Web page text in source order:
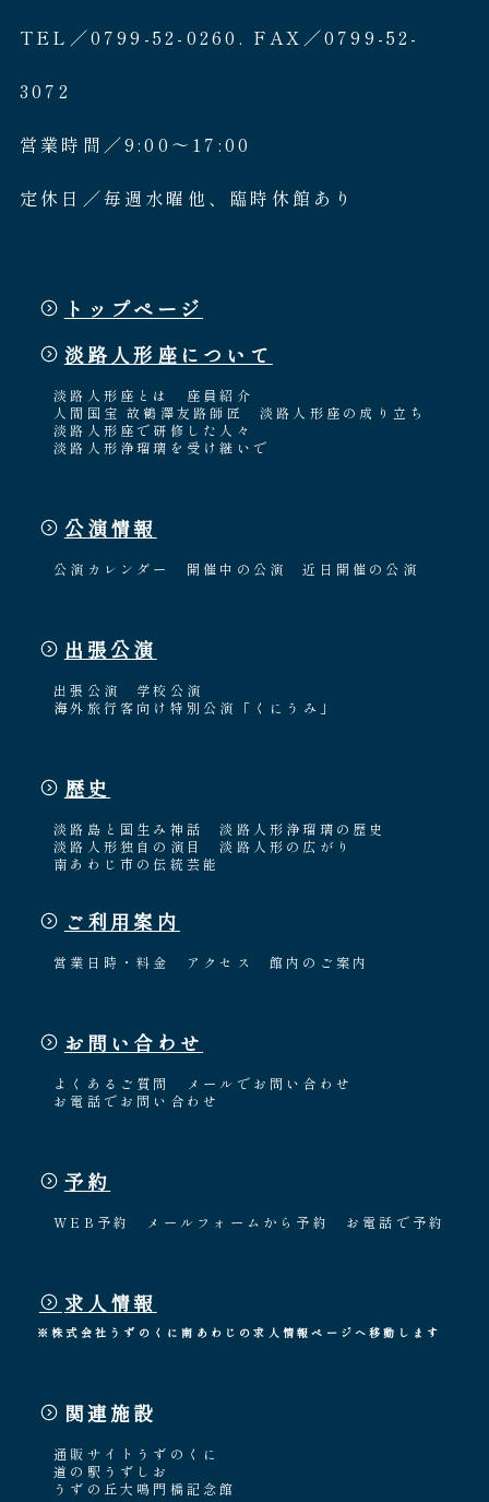
TEL／0799-52-0260. FAX／0799-52-
3072
営業時間／9:00〜17:00
定休日／毎週水曜他、臨時休館あり
トップページ
淡路人形座について
淡路人形座とは
座員紹介
人間国宝 故鶴澤友路師匠
淡路人形座の成り立ち
淡路人形座で研修した人々
淡路人形浄瑠璃を受け継いで
公演情報
公演カレンダー 開催中の公演 近日開催の公演
出張公演
出張公演
学校公演
海外旅行客向け特別公演「くにうみ」
歴史
淡路島と国生み神話
淡路人形浄瑠璃の歴史
淡路人形独自の演目
淡路人形の広がり
南あわじ市の伝統芸能
ご利用案内
営業日時・料金 アクセス 館内のご案内
お問い合わせ
よくあるご質問
メールでお問い合わせ
お電話でお問い合わせ
予約
WEB予約 メールフォームから予約 お電話で予約
求人情報
※株式会社うずのくに南あわじの求人情報ページへ移動します
関連施設
通販サイトうずのくに
道の駅うずしお
うずの丘大鳴門橋記念館